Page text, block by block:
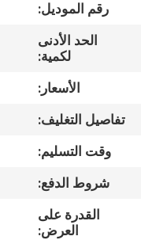
جولة
المعمل
مراقبة
الجودة
اتصل
رقم الموديل:
الحد الأدنى
لكمية:
الأسعار:
تفاصيل التغليف:
وقت التسليم:
شروط الدفع:
القدرة على
العرض: